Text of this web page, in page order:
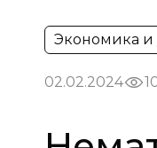
Экономика и
02.02.2024